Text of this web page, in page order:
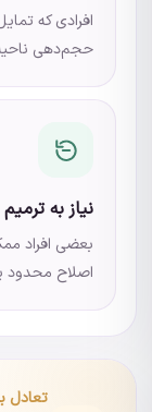
افرادی که
حجم‌دهی
نیاز به
بعضی افراد
اصلاح محدود
تعادل